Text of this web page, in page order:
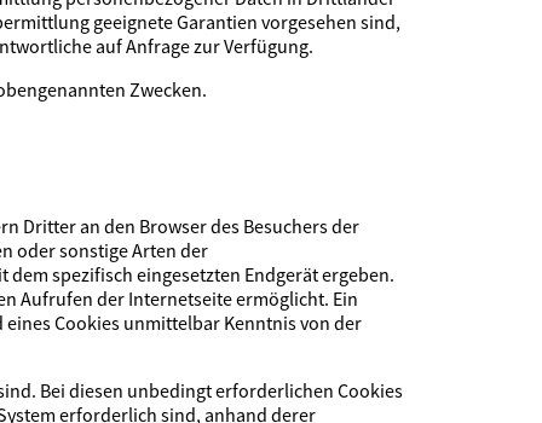
geeignete Garantien vorgesehen sind,
auf Anfrage zur Verfügung.
Zwecken.
Dritter an den Browser des Besuchers der
oder sonstige Arten der
spezifisch eingesetzten Endgerät ergeben.
Aufrufen der Internetseite ermöglicht. Ein
Cookies unmittelbar Kenntnis von der
Bei diesen unbedingt erforderlichen Cookies
erforderlich sind, anhand derer